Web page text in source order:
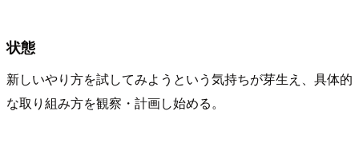
状態
新しいやり方を試してみようという気持ちが芽生え、具体的
な取り組み方を観察・計画し始める。